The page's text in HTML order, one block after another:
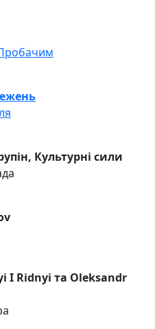
Культурні сили
I Ridnyi та Oleksandr